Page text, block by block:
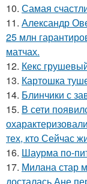
10. Самая
11. Александр
25 млн
матчах.
12. Кекс
13. Картошка
14. Блинчики с
15. В сети
тех, кто Сейчас
16. Шаурма по-
17. Милана стар